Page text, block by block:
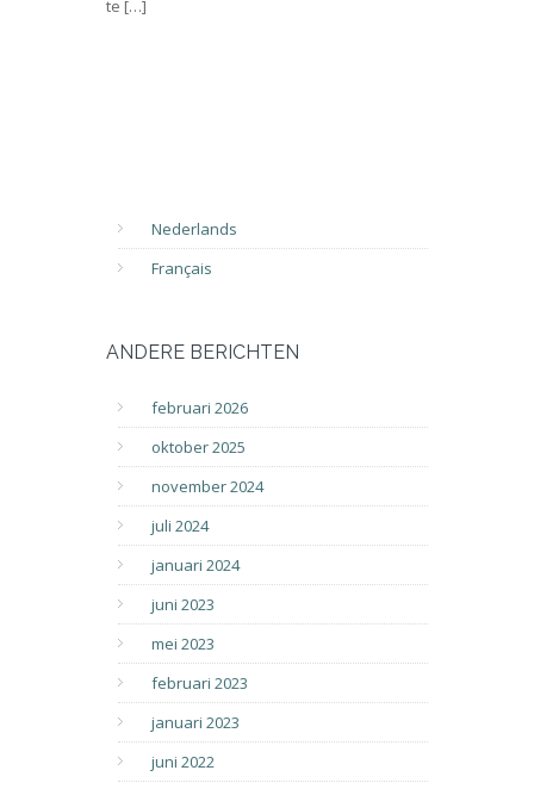
te […]
Nederlands
Français
ANDERE BERICHTEN
februari 2026
oktober 2025
november 2024
juli 2024
januari 2024
juni 2023
mei 2023
februari 2023
januari 2023
juni 2022